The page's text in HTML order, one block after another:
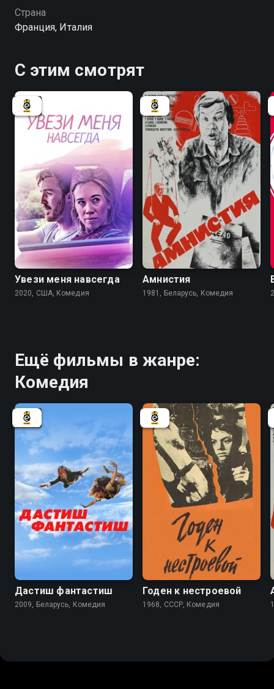
возмущения и восторженности. Но когда
реальность неотличима от кино, а воспоминания
обретают черты настоящего, все начинают верить в
Страна
Франция, Италия
С этим смотрят
Увези меня навсегда
2020, США, Комедия
6.6
Амнистия
1981, Беларусь, Комедия
Ещё фильмы в жанре:
Комедия
4.6
Дастиш фантастиш
2009, Беларусь, Комедия
7.3
Годен к нестроевой
1968, СССР, Комедия